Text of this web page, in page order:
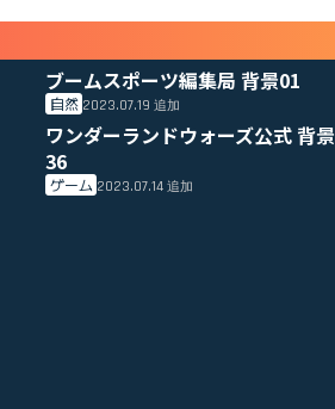
ブームスポーツ編集局 背景01
自然 2023.07.19 追加
ワンダーランドウォーズ公式 背景
36
ゲーム 2023.07.14 追加